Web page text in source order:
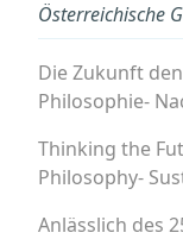
Österreichische
Die Zukunft
Philosophie-
Thinking the
Philosophy-
Anlässlich des